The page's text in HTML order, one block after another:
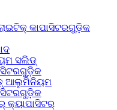
କାପାସିଟରଗୁଡ଼ିକ
ସଲିଡ୍
ଆଲୁମିନିୟମ